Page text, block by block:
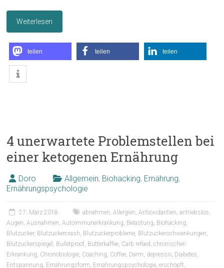
Weiterlesen
teilen teilen teilen
4 unerwartete Problemstellen bei
einer ketogenen Ernährung
Doro Allgemein, Biohacking, Ernährung,
Ernährungspsychologie
27. März 2018 abnehmen,Allergien,Antioxidantien,antriebslos,
Augen,Ausnahmen,Autoimmunerkrankung, Belastung, Biohacking,
Blutzucker, Blutzuckercrash, Blutzuckerprobleme, Blutzuckerschwankungen,
Blutzuckerspiegel , Bulletproof, Butterkaffee, Carb refeed ,chronischen
Erkrankung, Chronobiologie, Coaching, Coffee, Darm, depressiv, Diabetes,
Entspannung, Ernährungsform, Ernährungspsychologie,erschöpft,